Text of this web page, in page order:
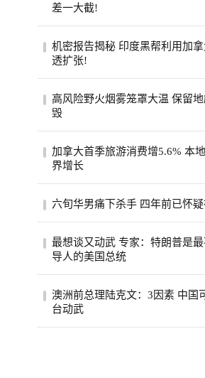
差一大截!
员平均年薪约11.5万加
机密报告揭秘 印度黑帮利用加
透扩张!
比什诺伊帮派头目戈迪
高风险野火烟雾笼罩大温 保留
毁
罩，奥卡纳根印第安保
加拿大首季旅游消费增5.6% 本
界增长
费按年上升5.6%，达
六旬华男痛下杀手 四年前已怀
案，现金投入800万元
元，全...
最想谈又动武 专家：特朗普是
导人的美国总统
看板。（路透）特朗普
澳洲前总理陆克文：3因素 中国
台动武